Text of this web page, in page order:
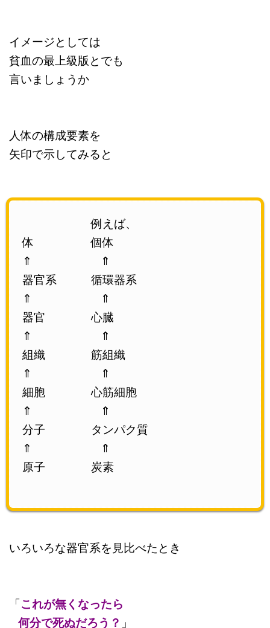
イメージとしては
貧血の最上級版とでも
言いましょうか
人体の構成要素を
矢印で示してみると
例えば、
体 個体
⇑ ⇑
器官系 循環器系
⇑ ⇑
器官 心臓
⇑ ⇑
組織 筋組織
⇑ ⇑
細胞 心筋細胞
⇑ ⇑
分子 タンパク質
⇑ ⇑
原子 炭素
いろいろな器官系を見比べたとき
「これが無くなったら
何分で死ぬだろう？ 」